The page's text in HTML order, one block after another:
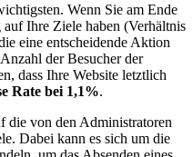
Wenn Sie am Ende
Ihre Ziele haben (Verhältnis
eine entscheidende Aktion
der Besucher der
dass Ihre Website letztlich
Rate bei 1,1%.
die von den Administratoren
Dabei kann es sich um die